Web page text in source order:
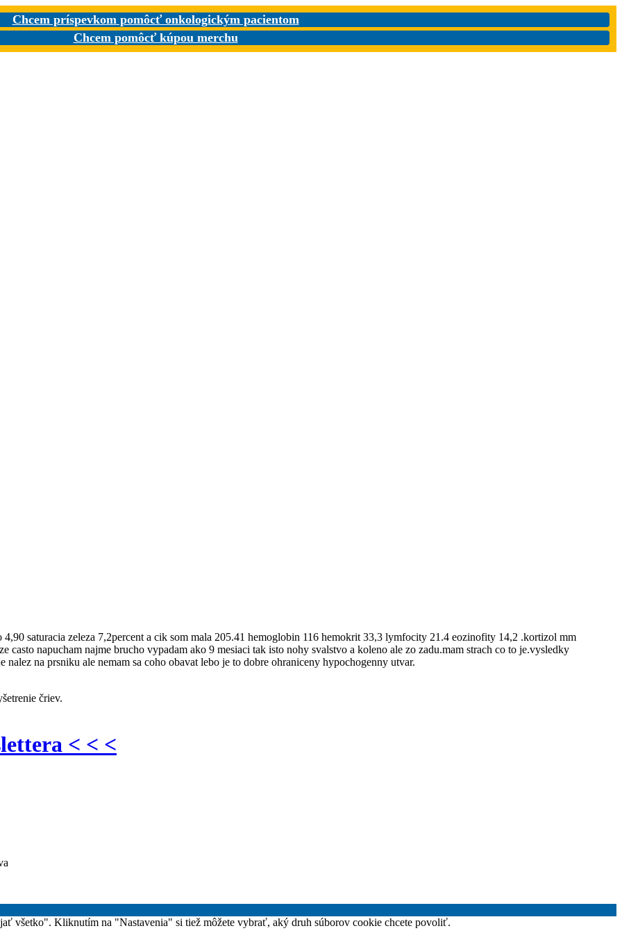
Chcem príspevkom pomôcť onkologickým pacientom
Chcem pomôcť kúpou merchu
saturacia zeleza 7,2percent a cik som mala 205.41 hemoglobin 116 hemokrit 33,3 lymfocity 21.4 eozinofity 14,2 .kortizol mm
casto napucham najme brucho vypadam ako 9 mesiaci tak isto nohy svalstvo a koleno ale zo zadu.mam strach co to je.vysledky
na prsniku ale nemam sa coho obavat lebo je to dobre ohraniceny hypochogenny utvar.
čriev.
< < <
všetko". Kliknutím na "Nastavenia" si tiež môžete vybrať, aký druh súborov cookie chcete povoliť.